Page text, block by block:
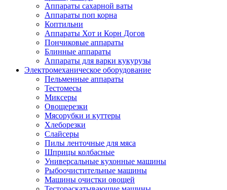
Аппараты сахарной ваты
Аппараты поп корна
Коптильни
Аппараты Хот и Корн Догов
Пончиковые аппараты
Блинные аппараты
Аппараты для варки кукурузы
Электромеханическое оборудование
Пельменные аппараты
Тестомесы
Миксеры
Овощерезки
Мясорубки и куттеры
Хлеборезки
Слайсеры
Пилы ленточные для мяса
Шприцы колбасные
Универсальные кухонные машины
Рыбоочистительные машины
Машины очистки овощей